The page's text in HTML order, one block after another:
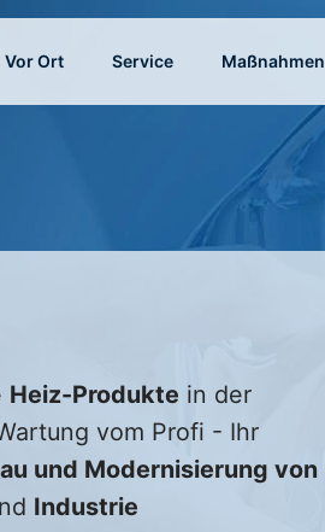
Vor Ort Service Maßnahmen
Heiz-Produkte in der
vom Profi - Ihr
und Modernisierung von
Industrie